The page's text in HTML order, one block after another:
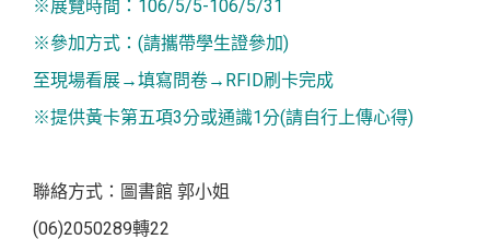
※展覽時間：106/5/5-106/5/31
※參加方式：(請攜帶學生證參加)
至現場看展→填寫問卷→RFID刷卡完成
※提供黃卡第五項3分或通識1分(請自行上傳心得)
聯絡方式：圖書館 郭小姐
(06)2050289轉22